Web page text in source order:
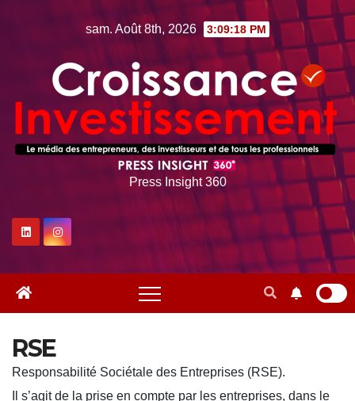
sam. Août 8th, 2026 3:09:19 PM
Press Insight 360
RSE
Responsabilité Sociétale des Entreprises (RSE).
Il s’agit de la prise en compte par les entreprises, dans le